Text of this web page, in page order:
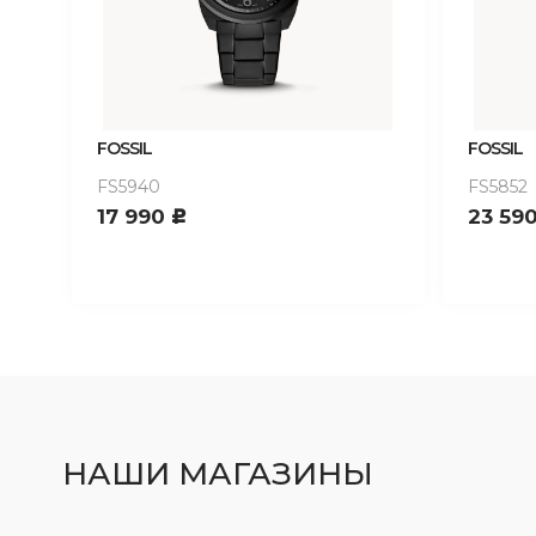
FOSSIL
FS5940
17 990 c
FOSSIL
FS5852
23
НАШИ МАГАЗИНЫ